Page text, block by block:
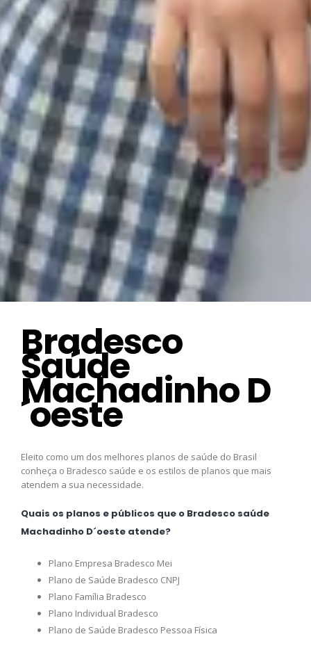
Bradesco
Saúde
Machadinho D
´oeste
Eleito como um dos melhores planos de saúde do Brasil
conheça o Bradesco saúde e os estilos de planos que mais
atendem a sua necessidade.
Quais os planos e públicos que o Bradesco saúde
Machadinho D´oeste atende?
Plano Empresa Bradesco Mei
Plano de Saúde Bradesco CNPJ
Plano Família Bradesco
Plano Individual Bradesco
Plano de Saúde Bradesco Pessoa Física